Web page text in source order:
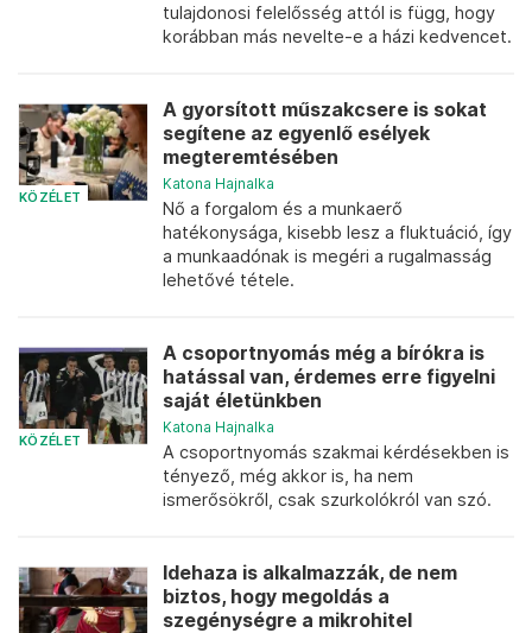
tulajdonosi felelősség attól is függ, hogy
korábban más nevelte-e a házi kedvencet.
KÖZÉLET
A gyorsított műszakcsere is sokat
segítene az egyenlő esélyek
megteremtésében
Katona Hajnalka
Nő a forgalom és a munkaerő
hatékonysága, kisebb lesz a fluktuáció, így
a munkaadónak is megéri a rugalmasság
lehetővé tétele.
KÖZÉLET
A csoportnyomás még a bírókra is
hatással van, érdemes erre figyelni
saját életünkben
Katona Hajnalka
A csoportnyomás szakmai kérdésekben is
tényező, még akkor is, ha nem
ismerősökről, csak szurkolókról van szó.
Idehaza is alkalmazzák, de nem
biztos, hogy megoldás a
szegénységre a mikrohitel